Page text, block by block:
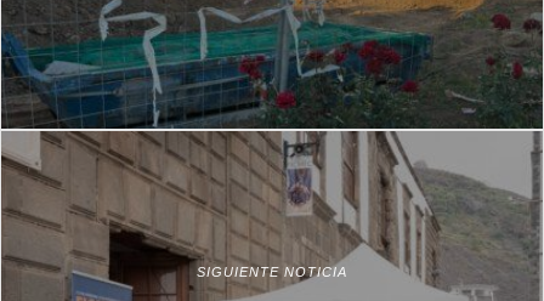
SIGUIENTE NOTICIA